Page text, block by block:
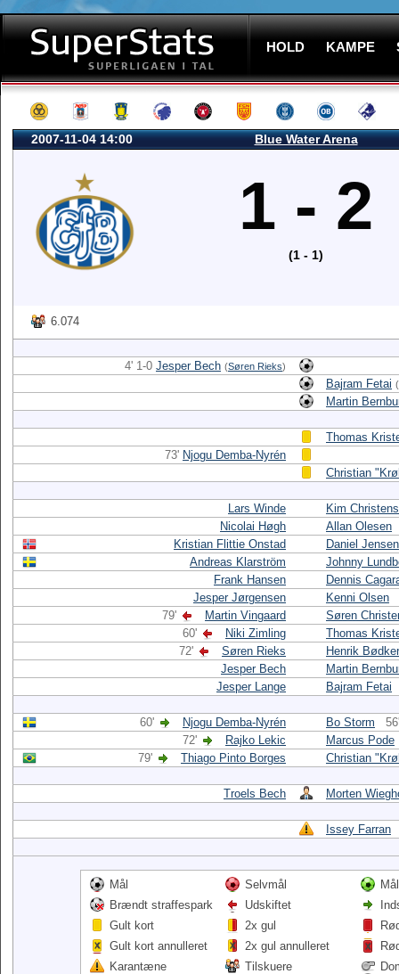
HOLD KAMPE
2007-11-04 14:00 Blue Water Arena
1 - 2
(1 - 1)
6.074
4' 1-0 Jesper Bech (Søren Rieks)
Bajram Fetai (
Martin
Thomas
73' Njogu Demba-Nyrén
Christian
Lars Winde
Kim
Nicolai Høgh
Allan Olesen
Kristian Flittie Onstad
Daniel Jensen
Andreas Klarström
Johnny
Frank Hansen
Dennis
Jesper Jørgensen
Kenni Olsen
79'
Martin Vingaard
Søren
60'
Niki Zimling
Thomas
72'
Søren Rieks
Henrik Bødker
Jesper Bech
Martin
Jesper Lange
Bajram Fetai
60' Njogu Demba-Nyrén Bo Storm
56'
72'
Rajko Lekic
Marcus Pode
79'
Thiago Pinto Borges Christian
Troels Bech Morten
Issey Farran
Mål Selvmål
Brændt straffespark
Udskiftet
Gult kort
2x gul
Gult kort annulleret
2x gul annulleret
Karantæne
Tilskuere